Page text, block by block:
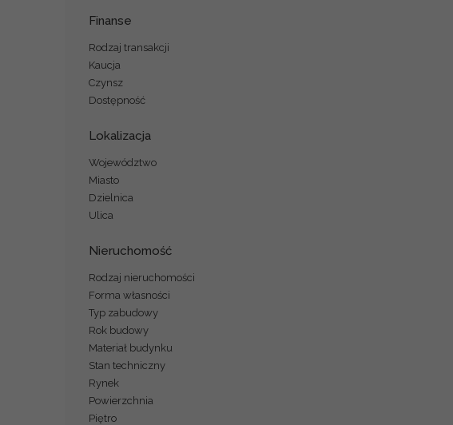
Finanse
Rodzaj transakcji
Kaucja
Czynsz
Dostępność
Lokalizacja
Województwo
Miasto
Dzielnica
Ulica
Nieruchomość
Rodzaj nieruchomości
Forma własności
Typ zabudowy
Rok budowy
Materiał budynku
Stan techniczny
Rynek
Powierzchnia
Piętro